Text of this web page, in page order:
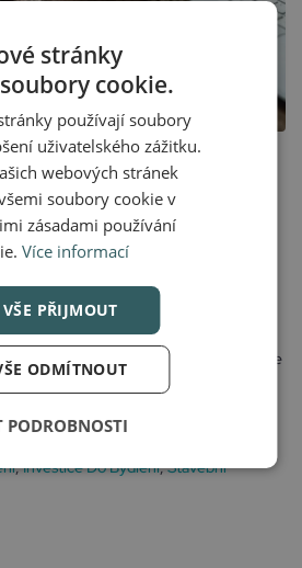
května, 2024
slouží průkaz
energetické náročnosti? Pokud jste
nemovitosti, setkali jste se 100%
náročnosti budovy). Jedná se
ukazatele o energetické efektivitě
nemovitosti. A proč by vás to vůbec
zajíce...
,Investice Do Bydlení,Stavební
stránky
cookie.
používají soubory
uživatelského zážitku.
webových stránek
soubory cookie v
zásadami používání
Více informací
VŠE PŘIJMOUT
ODMÍTNOUT
PODROBNOSTI